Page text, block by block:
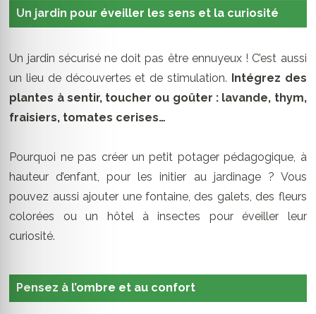
Un jardin pour éveiller les sens et la curiosité
Un jardin sécurisé ne doit pas être ennuyeux ! C’est aussi
un lieu de découvertes et de stimulation. Intégrez des
plantes à sentir, toucher ou goûter : lavande, thym,
fraisiers, tomates cerises…
Pourquoi ne pas créer un petit potager pédagogique, à
hauteur d’enfant, pour les initier au jardinage ? Vous
pouvez aussi ajouter une fontaine, des galets, des fleurs
colorées ou un hôtel à insectes pour éveiller leur
curiosité.
Pensez à l’ombre et au confort